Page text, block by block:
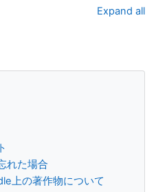
Expand all
れた場合
上の著作物について